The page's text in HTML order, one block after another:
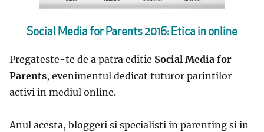
Social Media for Parents 2016: Etica in online
Pregateste-te de a patra editie Social Media for
Parents, evenimentul dedicat tuturor parintilor
activi in mediul online.
Anul acesta, bloggeri si specialisti in parenting si in